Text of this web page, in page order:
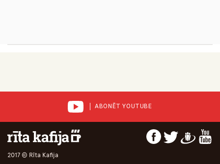
ABONĒT YOUTUBE
2017 © Rīta Kafija